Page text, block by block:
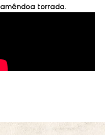
amêndoa torrada.